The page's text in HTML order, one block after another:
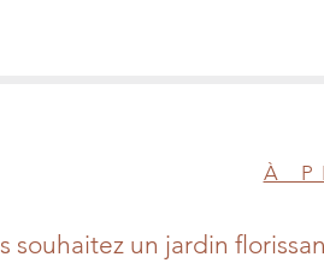
À
souhaitez un jardin